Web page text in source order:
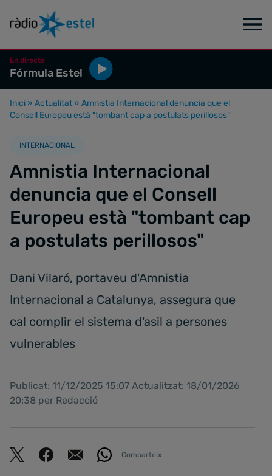
En directe
Fórmula Estel
Inici » Actualitat » Amnistia Internacional denuncia que el
Consell Europeu està "tombant cap a postulats perillosos"
INTERNACIONAL
Amnistia Internacional
denuncia que el Consell
Europeu està "tombant cap
a postulats perillosos"
Dani Vilaró, portaveu d'Amnistia
Internacional a Catalunya, assegura que
cal complir el sistema d'asil a persones
vulnerables
Publicat: 11/12/2025 15:07 Actualitzat: 18/01/2026
20:38 per Redacció
Comparteix